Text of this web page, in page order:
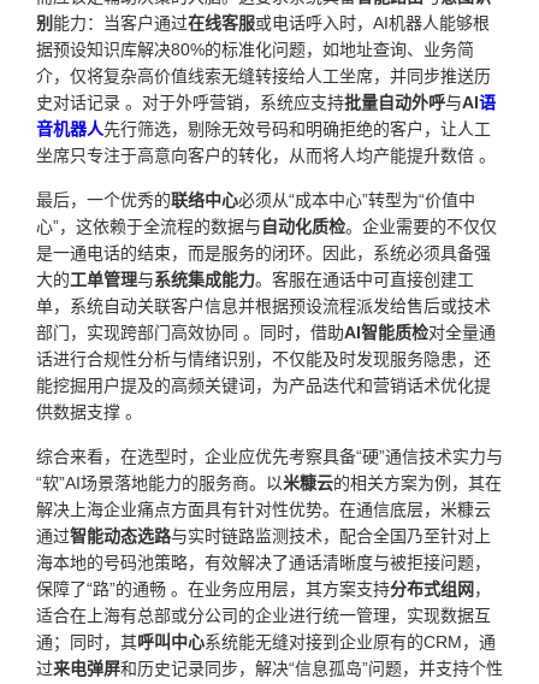
别 能力：当客户通过在线客服或电话呼入时，AI机器人能够根
据预设知识库解决80%的标准化问题，如地址查询、业务简
介，仅将复杂高价值线索无缝转接给人工坐席，并同步推送历
史对话记录 。对于外呼营销，系统应支持批量自动外呼与AI语
音机器人先行筛选，剔除无效号码和明确拒绝的客户，让人工
坐席只专注于高意向客户的转化，从而将人均产能提升数倍 。
最后，一个优秀的联络中心必须从“成本中心”转型为“价值中
心”，这依赖于全流程的数据与自动化质检。企业需要的不仅仅
是一通电话的结束，而是服务的闭环。因此，系统必须具备强
大的工单管理与系统集成能力。客服在通话中可直接创建工
单，系统自动关联客户信息并根据预设流程派发给售后或技术
部门，实现跨部门高效协同 。同时，借助AI智能质检对全量通
话进行合规性分析与情绪识别，不仅能及时发现服务隐患，还
能挖掘用户提及的高频关键词，为产品迭代和营销话术优化提
供数据支撑 。
综合来看，在选型时，企业应优先考察具备“硬”通信技术实力与
“软”AI场景落地能力的服务商。以米糠云的相关方案为例，其在
解决上海企业痛点方面具有针对性优势。在通信底层，米糠云
通过智能动态选路与实时链路监测技术，配合全国乃至针对上
海本地的号码池策略，有效解决了通话清晰度与被拒接问题，
保障了“路”的通畅 。在业务应用层，其方案支持分布式组网 ，
适合在上海有总部或分公司的企业进行统一管理，实现数据互
通；同时，其呼叫中心系统能无缝对接到企业原有的CRM，通
过来电弹屏和历史记录同步，解决“信息孤岛”问题，并支持个性